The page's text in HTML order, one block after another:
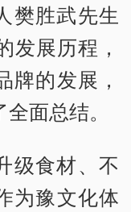
樊胜武先生
发展历程，
牌的发展，
面总结。
级食材、不
为豫文化体